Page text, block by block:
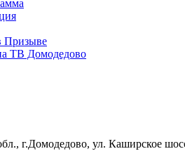
Призыве
ТВ Домодедово
г.Домодедово, ул. Каширское